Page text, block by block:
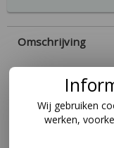
Omschrijving
De Avyna HD
die je kunt
vervangen. HD
levensduur
de standaard
Wij gebruiken
werken,